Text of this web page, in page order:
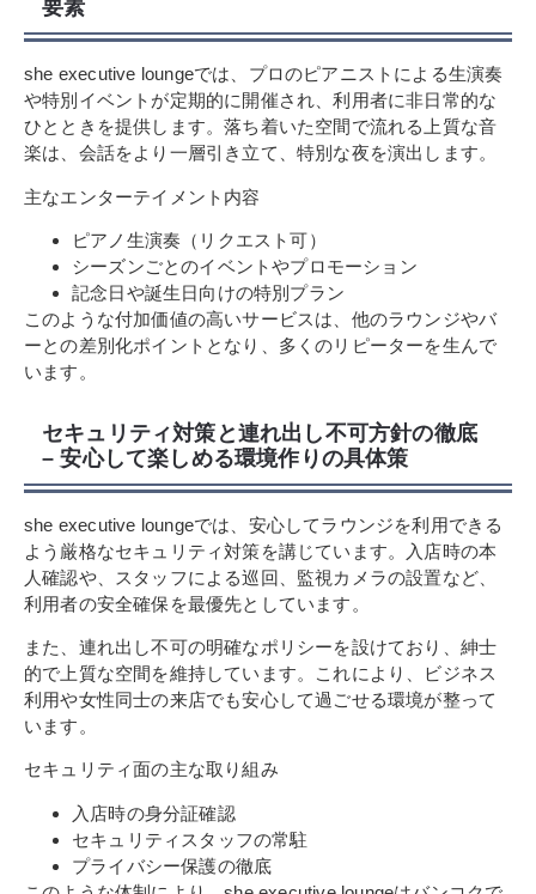
要素
she executive loungeでは、プロのピアニストによる生演奏
や特別イベントが定期的に開催され、利用者に非日常的な
ひとときを提供します。落ち着いた空間で流れる上質な音
楽は、会話をより一層引き立て、特別な夜を演出します。
主なエンターテイメント内容
ピアノ生演奏（リクエスト可）
シーズンごとのイベントやプロモーション
記念日や誕生日向けの特別プラン
このような付加価値の高いサービスは、他のラウンジやバ
ーとの差別化ポイントとなり、多くのリピーターを生んで
います。
セキュリティ対策と連れ出し不可方針の徹底
– 安心して楽しめる環境作りの具体策
she executive loungeでは、安心してラウンジを利用できる
よう厳格なセキュリティ対策を講じています。入店時の本
人確認や、スタッフによる巡回、監視カメラの設置など、
利用者の安全確保を最優先としています。
また、連れ出し不可の明確なポリシーを設けており、紳士
的で上質な空間を維持しています。これにより、ビジネス
利用や女性同士の来店でも安心して過ごせる環境が整って
います。
セキュリティ面の主な取り組み
入店時の身分証確認
セキュリティスタッフの常駐
プライバシー保護の徹底